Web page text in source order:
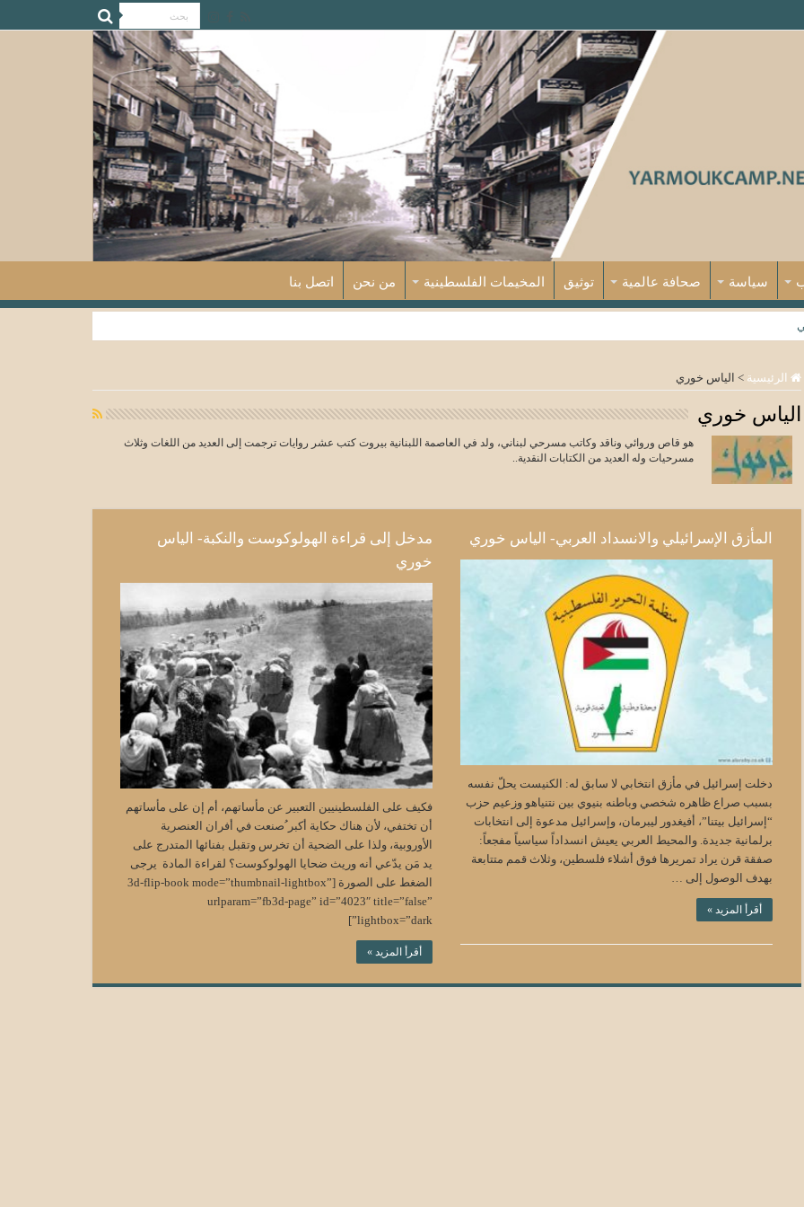
سياسة صحافة عالمية توثيق المخيمات الفلسطينية من نحن اتصل بنا
الرئيسية > الياس خوري
الياس خوري
هو قاص وروائي وناقد وكاتب مسرحي لبناني، ولد في العاصمة اللبنانية بيروت كتب عشر روايات ترجمت إلى العديد من اللغات وثلاث
مسرحيات وله العديد من الكتابات النقدية..
المأزق الإسرائيلي والانسداد العربي- الياس خوري
دخلت إسرائيل في مأزق انتخابي لا سابق له: الكنيست يحلّ نفسه
بسبب صراع ظاهره شخصي وباطنه بنيوي بين نتنياهو وزعيم حزب
“إسرائيل بيتنا”، أفيغدور ليبرمان، وإسرائيل مدعوة إلى انتخابات
برلمانية جديدة. والمحيط العربي يعيش انسداداً سياسياً مفجعاً:
صفقة قرن يراد تمريرها فوق أشلاء فلسطين، وثلاث قمم متتابعة
بهدف الوصول إلى …
أقرأ المزيد »
مدخل إلى قراءة الهولوكوست والنكبة- الياس
خوري
فكيف على الفلسطينيين التعبير عن مأساتهم، أم إن على مأساتهم
أن تختفي، لأن هناك حكاية أكبر ُصنعت في أفران العنصرية
الأوروبية، ولذا على الضحية أن تخرس وتقبل بفنائها المتدرج على
يد مَن يدّعي أنه وريث ضحايا الهولوكوست؟ لقراءة المادة يرجى
الضغط على الصورة [3d-flip-book mode=”thumbnail-lightbox”
urlparam=”fb3d-page” id=”4023″ title=”false”
lightbox=”dark”]
أقرأ المزيد »